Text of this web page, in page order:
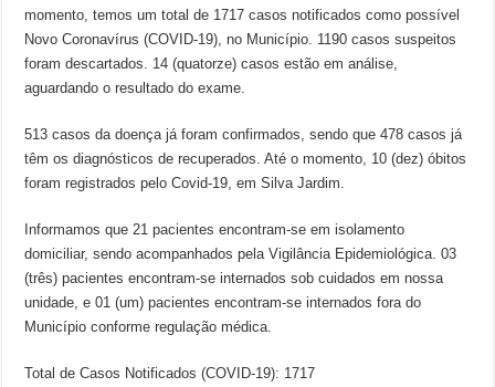
momento, temos um total de 1717 casos notificados como possível
Novo Coronavírus (COVID-19), no Município. 1190 casos suspeitos
foram descartados. 14 (quatorze) casos estão em análise,
aguardando o resultado do exame.
513 casos da doença já foram confirmados, sendo que 478 casos já
têm os diagnósticos de recuperados. Até o momento, 10 (dez) óbitos
foram registrados pelo Covid-19, em Silva Jardim.
Informamos que 21 pacientes encontram-se em isolamento
domiciliar, sendo acompanhados pela Vigilância Epidemiológica. 03
(três) pacientes encontram-se internados sob cuidados em nossa
unidade, e 01 (um) pacientes encontram-se internados fora do
Município conforme regulação médica.
Total de Casos Notificados (COVID-19): 1717